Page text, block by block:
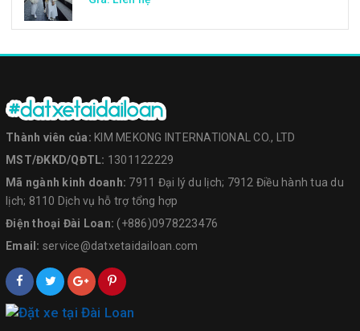
Thành viên của: KIM MEKONG INTERNATIONAL CO., LTD
MST/ĐKKD/QĐTL: 1301122229
Mã ngành kinh doanh: 7911 Đại lý du lịch; 7912 Điều hành tua du
lịch; 8110 Dịch vụ hỗ trợ tổng hợp
Điện thoại Đài Loan: (+886)0978223476
Email: service@datxetaidailoan.com